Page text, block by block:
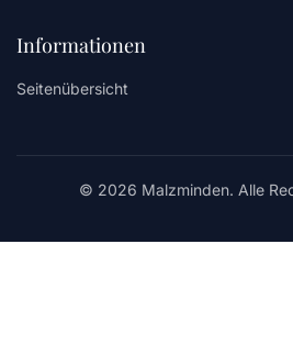
Informationen
Seitenübersicht
© 2026 Malzminden. Alle